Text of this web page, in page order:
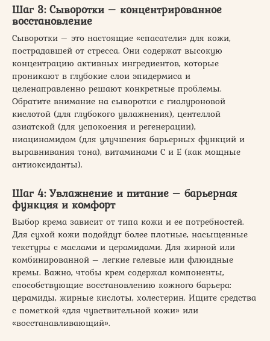
Шаг 3: Сыворотки – концентрированное
восстановление
Сыворотки – это настоящие «спасатели» для кожи,
пострадавшей от стресса. Они содержат высокую
концентрацию активных ингредиентов, которые
проникают в глубокие слои эпидермиса и
целенаправленно решают конкретные проблемы.
Обратите внимание на сыворотки с гиалуроновой
кислотой (для глубокого увлажнения), центеллой
азиатской (для успокоения и регенерации),
ниацинамидом (для улучшения барьерных функций и
выравнивания тона), витаминами С и Е (как мощные
антиоксиданты).
Шаг 4: Увлажнение и питание – барьерная
функция и комфорт
Выбор крема зависит от типа кожи и ее потребностей.
Для сухой кожи подойдут более плотные, насыщенные
текстуры с маслами и церамидами. Для жирной или
комбинированной – легкие гелевые или флюидные
кремы. Важно, чтобы крем содержал компоненты,
способствующие восстановлению кожного барьера:
церамиды, жирные кислоты, холестерин. Ищите средства
с пометкой «для чувствительной кожи» или
«восстанавливающий».